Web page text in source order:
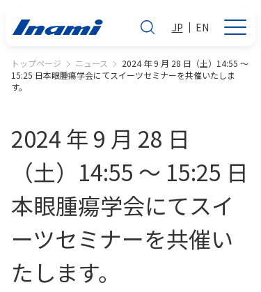
JP EN
トップページ ニュース
2024 年 9 月 28 日（土）14:55 ～
15:25 日本眼腫瘍学会にてスイーツセミナーを共催いたしま
す。
2024 年 9 月 28 日
（土）14:55 ～ 15:25 日
本眼腫瘍学会にてスイ
ーツセミナーを共催い
たします。